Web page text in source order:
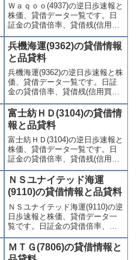
Ｗａｑｏｏ(4937)の逆日歩速報と
株価、貸借データ一覧です。日
証金の貸借倍率、貸借残(信用買
残、信用売残)、品貸料(逆日
歩)、東証の週末残高、規制(注意
喚起・申込停止)など、空売り関
連情報を集計し、図解でわかり
やすくまとめて掲載していま
す。
兵機海運(9362)の貸借情報
と品貸料
兵機海運(9362)の逆日歩速報と株
価、貸借データ一覧です。日証
金の貸借倍率、貸借残(信用買
残、信用売残)、品貸料(逆日
歩)、東証の週末残高、規制(注意
喚起・申込停止)など、空売り関
連情報を集計し、図解でわかり
やすくまとめて掲載していま
す。
富士紡ＨＤ(3104)の貸借情
報と品貸料
富士紡ＨＤ(3104)の逆日歩速報と
株価、貸借データ一覧です。日
証金の貸借倍率、貸借残(信用買
残、信用売残)、品貸料(逆日
歩)、東証の週末残高、規制(注意
喚起・申込停止)など、空売り関
連情報を集計し、図解でわかり
やすくまとめて掲載していま
す。
ＮＳユナイテッド海運
(9110)の貸借情報と品貸料
ＮＳユナイテッド海運(9110)の逆
日歩速報と株価、貸借データ一
覧です。日証金の貸借倍率、貸
借残(信用買残、信用売残)、品貸
料(逆日歩)、東証の週末残高、規
制(注意喚起・申込停止)など、空
ＭＴＧ(7806)の貸借情報と